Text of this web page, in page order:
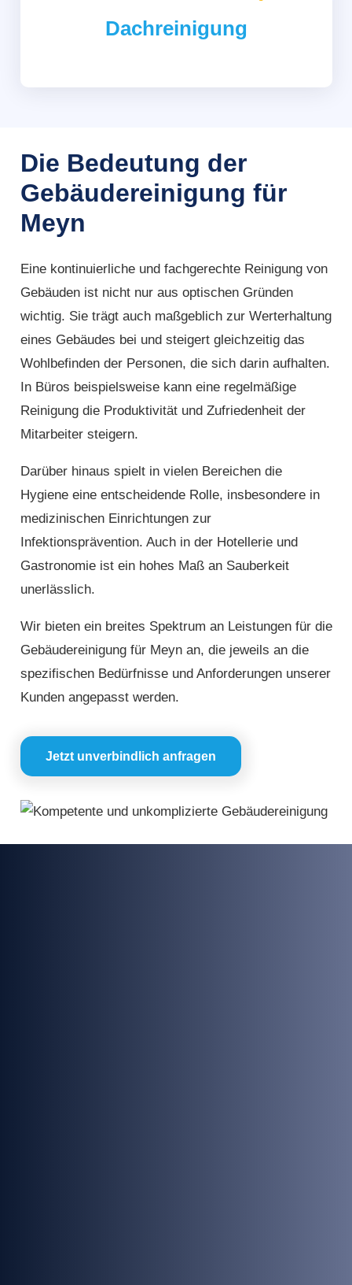
Dachreinigung
Die Bedeutung der
Gebäudereinigung für
Meyn
Eine kontinuierliche und fachgerechte Reinigung von
Gebäuden ist nicht nur aus optischen Gründen
wichtig. Sie trägt auch maßgeblich zur Werterhaltung
eines Gebäudes bei und steigert gleichzeitig das
Wohlbefinden der Personen, die sich darin aufhalten.
In Büros beispielsweise kann eine regelmäßige
Reinigung die Produktivität und Zufriedenheit der
Mitarbeiter steigern.
Darüber hinaus spielt in vielen Bereichen die
Hygiene eine entscheidende Rolle, insbesondere in
medizinischen Einrichtungen zur
Infektionsprävention. Auch in der Hotellerie und
Gastronomie ist ein hohes Maß an Sauberkeit
unerlässlich.
Wir bieten ein breites Spektrum an Leistungen für die
Gebäudereinigung für Meyn an, die jeweils an die
spezifischen Bedürfnisse und Anforderungen unserer
Kunden angepasst werden.
Jetzt unverbindlich anfragen